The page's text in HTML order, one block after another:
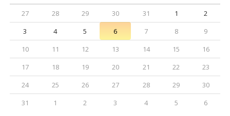
27
28 29 30 31 1
2
3
4 5 6 7 8
9
10
11 12 13 14 15
16
17
18 19 20 21 22
23
24
25 26 27 28 29
30
31
1 2 3 4 5 6